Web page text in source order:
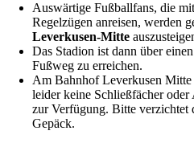
Auswärtige Fußballfans, die
Regelzügen anreisen, werden
Leverkusen-Mitte
Das Stadion ist dann über
Fußweg zu erreichen.
Am Bahnhof Leverkusen Mitte
leider keine Schließfächer
zur Verfügung. Bitte verzichtet
Gepäck.